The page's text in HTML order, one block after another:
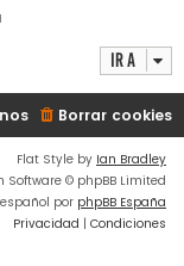
Ir a
Borrar cookies
Flat Style by Ian Bradley
Software © phpBB Limited
por phpBB España
Privacidad | Condiciones